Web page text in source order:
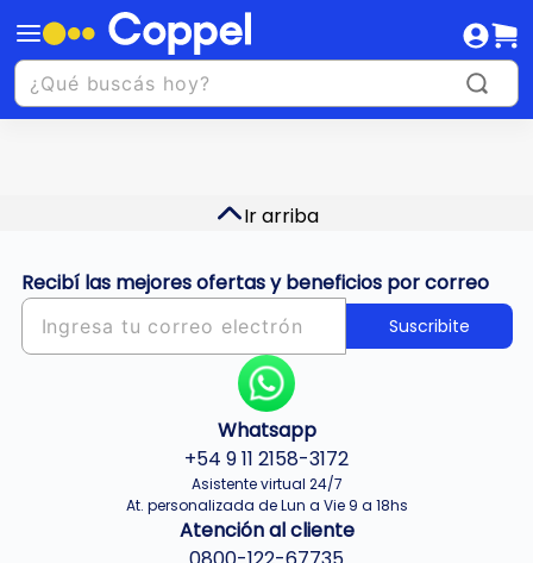
Ir arriba
Recibí las mejores ofertas y beneficios por correo
Suscribite
Whatsapp
+54 9 11 2158-3172
Asistente virtual 24/7
At. personalizada de Lun a Vie 9 a 18hs
Atención al cliente